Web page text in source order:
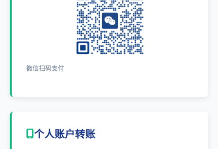
微信扫码支付
个人账户转账